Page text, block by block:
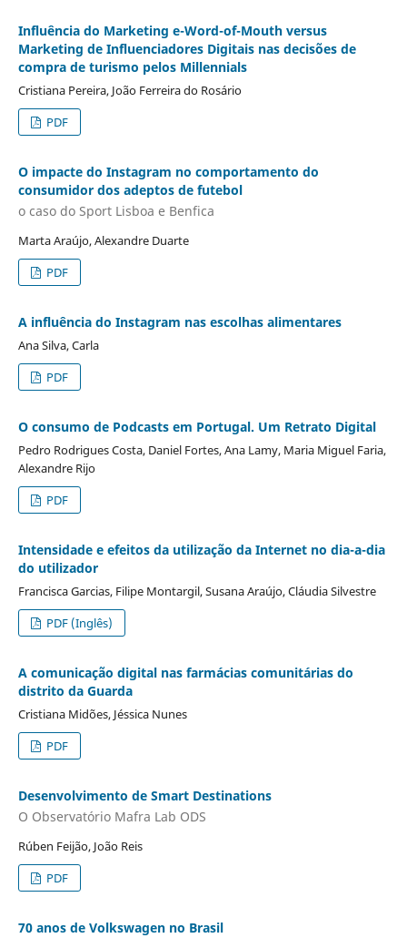
Influência do Marketing e-Word-of-Mouth versus
Marketing de Influenciadores Digitais nas decisões de
compra de turismo pelos Millennials
Cristiana Pereira, João Ferreira do Rosário
PDF
O impacte do Instagram no comportamento do
consumidor dos adeptos de futebol
o caso do Sport Lisboa e Benfica
Marta Araújo, Alexandre Duarte
PDF
A influência do Instagram nas escolhas alimentares
Ana Silva, Carla
PDF
O consumo de Podcasts em Portugal. Um Retrato Digital
Pedro Rodrigues Costa, Daniel Fortes, Ana Lamy, Maria Miguel Faria,
Alexandre Rijo
PDF
Intensidade e efeitos da utilização da Internet no dia-a-dia
do utilizador
Francisca Garcias, Filipe Montargil, Susana Araújo, Cláudia Silvestre
PDF (Inglês)
A comunicação digital nas farmácias comunitárias do
distrito da Guarda
Cristiana Midões, Jéssica Nunes
PDF
Desenvolvimento de Smart Destinations
O Observatório Mafra Lab ODS
Rúben Feijão, João Reis
PDF
70 anos de Volkswagen no Brasil